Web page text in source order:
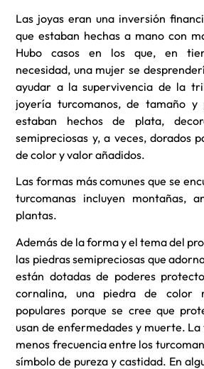
Las joyas eran una inversión
que estaban hechas a mano con
Hubo casos en los que, en
necesidad, una mujer se
ayudar a la supervivencia de la
joyería turcomanos, de tamaño y
estaban hechos de plata,
semipreciosas y, a veces, dorados
de color y valor añadidos.
Las formas más comunes que se
turcomanas incluyen montañas,
plantas.
Además de la forma y el tema del
las piedras semipreciosas que
están dotadas de poderes
cornalina, una piedra de color
populares porque se cree que
usan de enfermedades y muerte. La
menos frecuencia entre los
símbolo de pureza y castidad. En